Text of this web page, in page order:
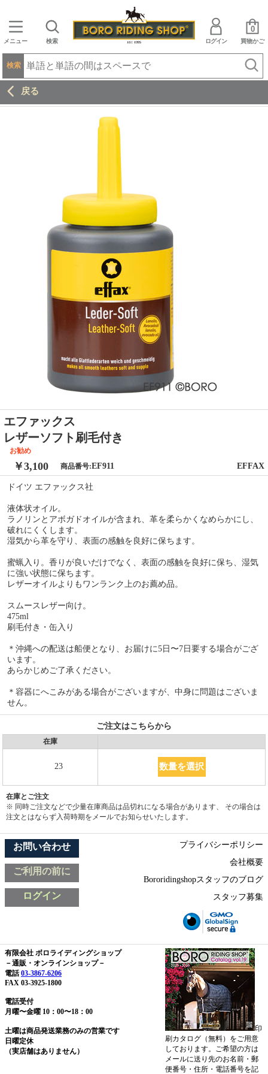
メニュー 検索 ログイン 買物かご
0
検索
戻る
エファックス
レザーソフト刷毛付き
お勧め
￥3,100 商品番号:EF911 EFFAX
ドイツ エファックス社
液体状オイル。
ラノリンとアボガドオイルが含まれ、革を柔らかくなめらかにし、
破れにくくします。
湿気から革を守り、表面の感触を良好に保ちます。
蜜蝋入り。香りが良いだけでなく、表面の感触を良好に保ち、湿気
に強い状態に保ちます。
レザーオイルよりもワンランク上のお薦め品。
スムースレザー向け。
475ml
刷毛付き・缶入り
＊沖縄への配送は船便となり、お届けに5日〜7日要する場合がござ
います。
あらかじめご了承ください。
＊容器にへこみがある場合がございますが、中身に問題はございま
せん。
ご注文はこちらから
在庫
23 数量を選択
在庫とご注文
※ 同時ご注文などで少量在庫商品は品切れになる場合があります、 その場合は
注文とはならず入荷時期をメールでお知らせいたします。
お問い合わせ
ご利用の前に
ログイン
プライバシーポリシー
会社概要
Bororidingshopスタッフのブログ
スタッフ募集
有限会社 ボロライディングショップ
－通販・オンラインショップ－
電話03-3867-6206
FAX 03-3925-1800
電話受付
月曜〜金曜 10：00〜18：00
土曜は商品発送業務のみの営業です
日曜定休
（実店舗はありません）
印
刷カタログ（無料）をご用意
しております。ご希望の方は
メールに送り先のお名前・郵
便番号・住所・電話番号を記